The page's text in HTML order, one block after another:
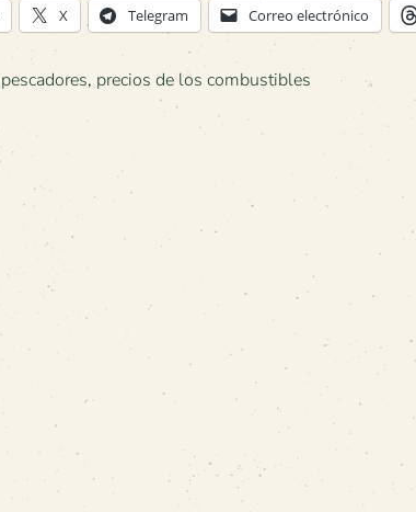
X Telegram Correo electrónico
pescadores, precios de los combustibles